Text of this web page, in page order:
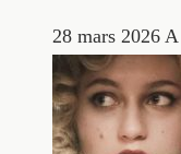
28 mars 2026 A